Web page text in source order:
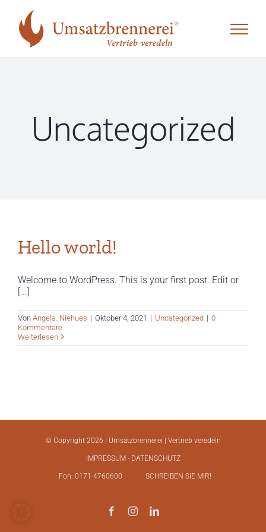
springen
Uncategorized
Hello world!
Welcome to WordPress. This is your first post. Edit or
[...]
Von Angela_Niehues | Oktober 4, 2021 | Uncategorized | 0
Kommentare
Weiterlesen
© Copyright 2026 | Umsatzbrennerei | Vertrieb veredeln
IMPRESSUM - DATENSCHUTZ
Fon: 0171 4760600 SCHREIBEN SIE MIR!
FacebookInstagramLinkedIn